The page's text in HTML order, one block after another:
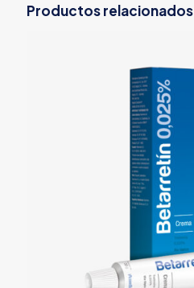
Productos relacionados